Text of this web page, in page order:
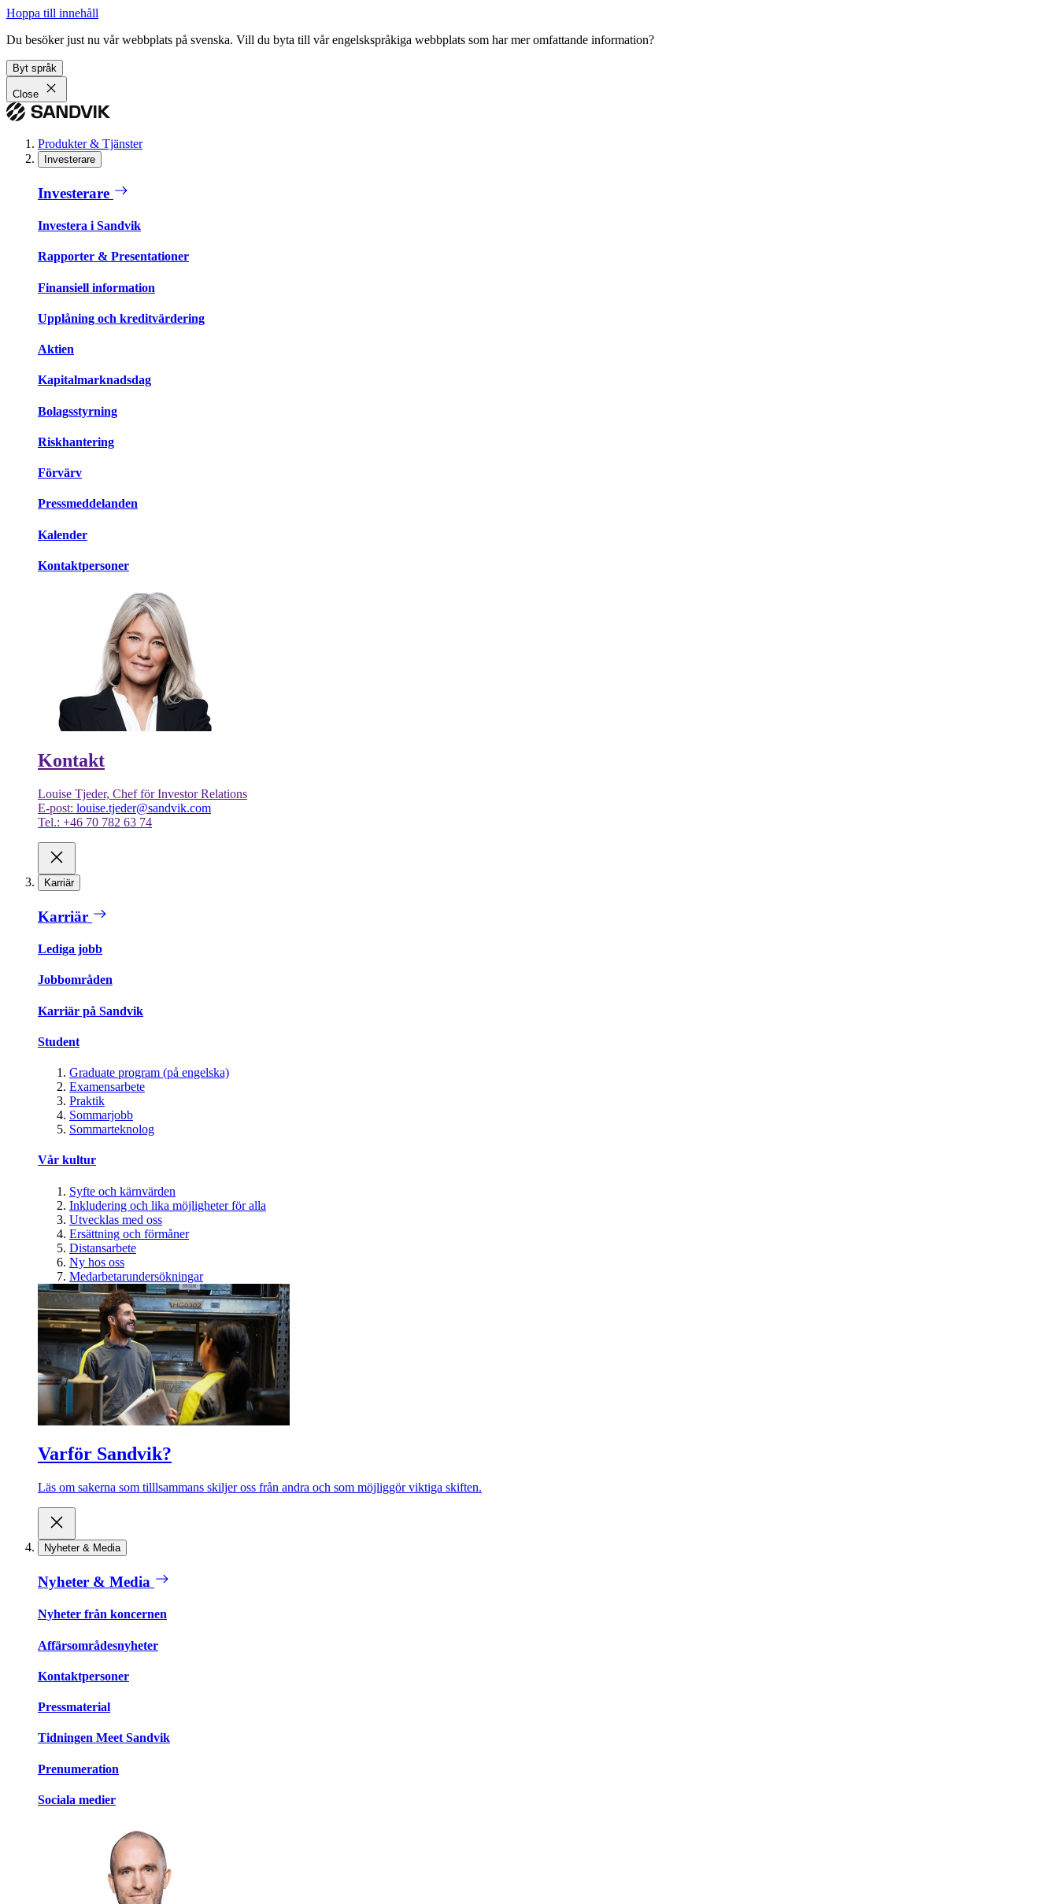
Hoppa till innehåll
Du besöker just nu vår webbplats på svenska. Vill du byta till vår engelskspråkiga webbplats som har mer omfattande information?
Byt språk
Close
Produkter & Tjänster
Investerare
Investerare
Investera i Sandvik
Rapporter & Presentationer
Finansiell information
Upplåning och kreditvärdering
Aktien
Kapitalmarknadsdag
Bolagsstyrning
Riskhantering
Förvärv
Pressmeddelanden
Kalender
Kontaktpersoner
Kontakt
Louise Tjeder, Chef för Investor Relations
E-post: louise.tjeder@sandvik.com
Tel.: +46 70 782 63 74
Karriär
Karriär
Lediga jobb
Jobbområden
Karriär på Sandvik
Student
Graduate program (på engelska)
Examensarbete
Praktik
Sommarjobb
Sommarteknolog
Vår kultur
Syfte och kärnvärden
Inkludering och lika möjligheter för alla
Utvecklas med oss
Ersättning och förmåner
Distansarbete
Ny hos oss
Medarbetarundersökningar
Varför Sandvik?
Läs om sakerna som tilllsammans skiljer oss från andra och som möjliggör viktiga skiften.
Nyheter & Media
Nyheter & Media
Nyheter från koncernen
Affärsområdesnyheter
Kontaktpersoner
Pressmaterial
Tidningen Meet Sandvik
Prenumeration
Sociala medier